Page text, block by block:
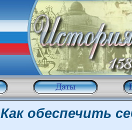
Как обеспечить